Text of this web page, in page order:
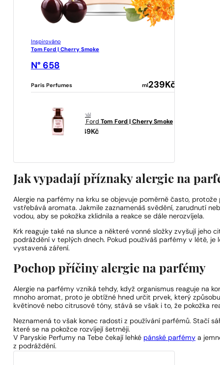
Inspirováno
Tom Ford | Cherry Smoke
N° 658
Paris Perfumes ml 239 Kč
originál
Tom Ford Tom Ford | Cherry Smoke
11949Kč
Jak vypadají příznaky alergie na
Alergie na parfémy na krku se objevuje poměrně často,
vstřebává aromata. Jakmile zaznamenáš svědění, zarudnutí
vodou, aby se pokožka zklidnila a reakce se dále nerozvíjela.
Krk reaguje také na slunce a některé vonné složky zvyšují
podráždění v teplých dnech. Pokud používáš parfémy v létě,
vystavená záření.
Pochop příčiny alergie na parfémy
Alergie na parfémy vzniká tehdy, když organismus reaguje na
mnoho aromat, proto je obtížné hned určit prvek, který
květinové nebo citrusové tóny, stává se však i to, že pokožka
Neznamená to však konec radosti z používání parfémů. Stačí
které se na pokožce rozvíjejí šetrněji.
V Paryskie Perfumy na Tebe čekají lehké pánské parfémy a
z podráždění.